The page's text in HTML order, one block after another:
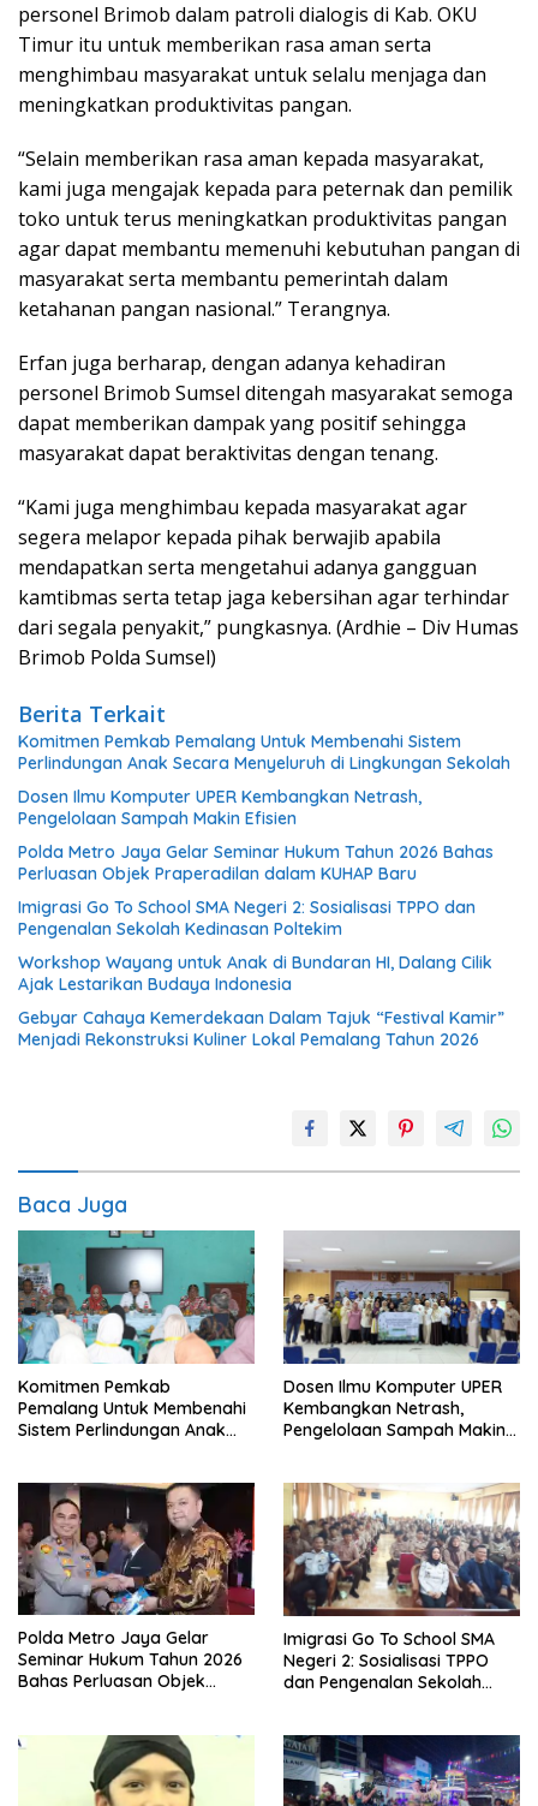
personel Brimob dalam patroli dialogis di Kab. OKU
Timur itu untuk memberikan rasa aman serta
menghimbau masyarakat untuk selalu menjaga dan
meningkatkan produktivitas pangan.
“Selain memberikan rasa aman kepada masyarakat,
kami juga mengajak kepada para peternak dan pemilik
toko untuk terus meningkatkan produktivitas pangan
agar dapat membantu memenuhi kebutuhan pangan di
masyarakat serta membantu pemerintah dalam
ketahanan pangan nasional.” Terangnya.
Erfan juga berharap, dengan adanya kehadiran
personel Brimob Sumsel ditengah masyarakat semoga
dapat memberikan dampak yang positif sehingga
masyarakat dapat beraktivitas dengan tenang.
“Kami juga menghimbau kepada masyarakat agar
segera melapor kepada pihak berwajib apabila
mendapatkan serta mengetahui adanya gangguan
kamtibmas serta tetap jaga kebersihan agar terhindar
dari segala penyakit,” pungkasnya. (Ardhie – Div Humas
Brimob Polda Sumsel)
Berita Terkait
Komitmen Pemkab Pemalang Untuk Membenahi Sistem
Perlindungan Anak Secara Menyeluruh di Lingkungan Sekolah
Dosen Ilmu Komputer UPER Kembangkan Netrash,
Pengelolaan Sampah Makin Efisien
Polda Metro Jaya Gelar Seminar Hukum Tahun 2026 Bahas
Perluasan Objek Praperadilan dalam KUHAP Baru
Imigrasi Go To School SMA Negeri 2: Sosialisasi TPPO dan
Pengenalan Sekolah Kedinasan Poltekim
Workshop Wayang untuk Anak di Bundaran HI, Dalang Cilik
Ajak Lestarikan Budaya Indonesia
Gebyar Cahaya Kemerdekaan Dalam Tajuk “Festival Kamir”
Menjadi Rekonstruksi Kuliner Lokal Pemalang Tahun 2026
Baca Juga
Komitmen Pemkab
Pemalang Untuk Membenahi
Sistem Perlindungan Anak
Dosen Ilmu Komputer UPER
Kembangkan Netrash,
Pengelolaan Sampah Makin
Polda Metro Jaya Gelar
Seminar Hukum Tahun 2026
Bahas Perluasan Objek
Imigrasi Go To School SMA
Negeri 2: Sosialisasi TPPO
dan Pengenalan Sekolah